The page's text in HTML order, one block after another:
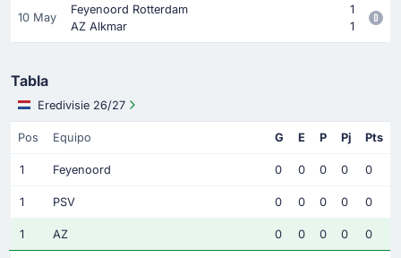
10 May
Feyenoord Rotterdam
1
AZ Alkmar
1
Tabla
Eredivisie 26/27
Pos Equipo G E P Pj Pts
1 Feyenoord 0 0 0 0 0
1 PSV 0 0 0 0 0
1 AZ 0 0 0 0 0